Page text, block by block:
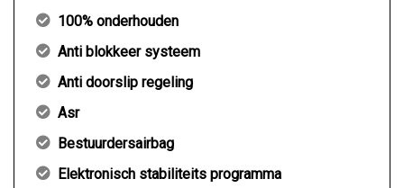
100% onderhouden
Anti blokkeer systeem
Anti doorslip regeling
Asr
Bestuurdersairbag
Elektronisch stabiliteits programma